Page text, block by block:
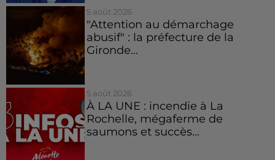
5 août 2026
"Attention au démarchage
abusif" : la préfecture de la
Gironde...
5 août 2026
À LA UNE : incendie à La
Rochelle, mégaferme de
saumons et succès...